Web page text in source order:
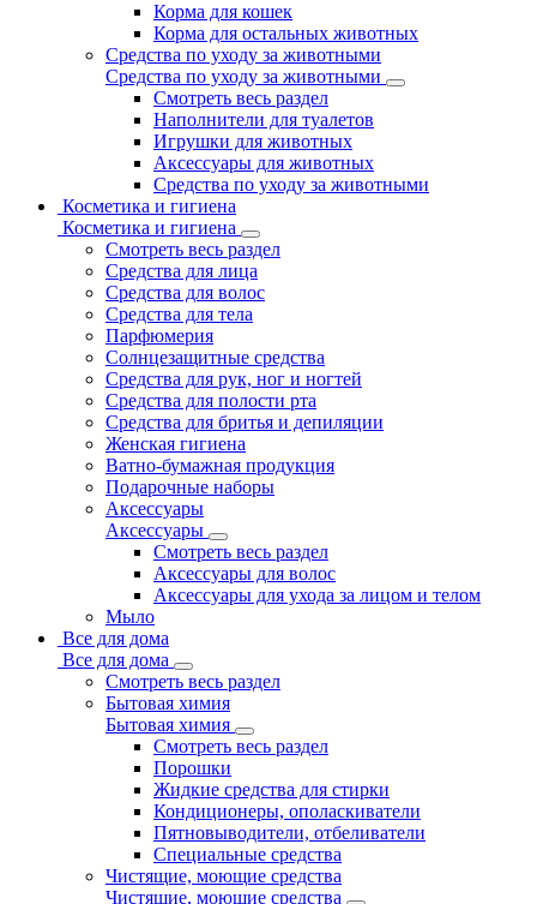
Корма для кошек
Корма для остальных животных
Средства по уходу за животными
Средства по уходу за животными
Смотреть весь раздел
Наполнители для туалетов
Игрушки для животных
Аксессуары для животных
Средства по уходу за животными
Косметика и гигиена
Косметика и гигиена
Смотреть весь раздел
Средства для лица
Средства для волос
Средства для тела
Парфюмерия
Солнцезащитные средства
Средства для рук, ног и ногтей
Средства для полости рта
Средства для бритья и депиляции
Женская гигиена
Ватно-бумажная продукция
Подарочные наборы
Аксессуары
Аксессуары
Смотреть весь раздел
Аксессуары для волос
Аксессуары для ухода за лицом и телом
Мыло
Все для дома
Все для дома
Смотреть весь раздел
Бытовая химия
Бытовая химия
Смотреть весь раздел
Порошки
Жидкие средства для стирки
Кондиционеры, ополаскиватели
Пятновыводители, отбеливатели
Специальные средства
Чистящие, моющие средства
Чистящие, моющие средства